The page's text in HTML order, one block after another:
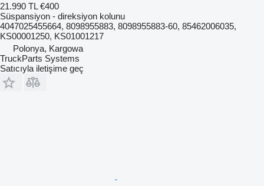
21.990 TL €400
Süspansiyon - direksiyon kolunu
4047025455664, 8098955883, 8098955883-60, 85462006035,
KS00001250, KS01001217
Polonya, Kargowa
TruckParts Systems
Satıcıyla iletişime geç